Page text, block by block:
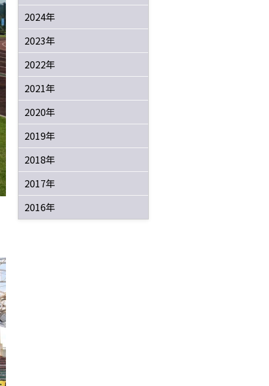
2024年
2023年
2022年
2021年
2020年
2019年
2018年
2017年
2016年